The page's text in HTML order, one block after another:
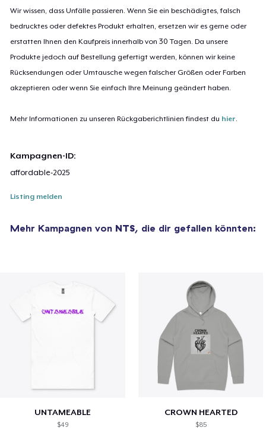
Wir wissen, dass Unfälle passieren. Wenn Sie ein beschädigtes, falsch
bedrucktes oder defektes Produkt erhalten, ersetzen wir es gerne oder
erstatten Ihnen den Kaufpreis innerhalb von 30 Tagen. Da unsere
Produkte jedoch auf Bestellung gefertigt werden, können wir keine
Rücksendungen oder Umtausche wegen falscher Größen oder Farben
akzeptieren oder wenn Sie einfach Ihre Meinung geändert haben.
Mehr Informationen zu unseren Rückgaberichtlinien findest du hier.
Kampagnen-ID:
affordable-2025
Listing melden
Mehr Kampagnen von NTS, die dir gefallen könnten:
UNTAMEABLE
$49
CROWN HEARTED
$85